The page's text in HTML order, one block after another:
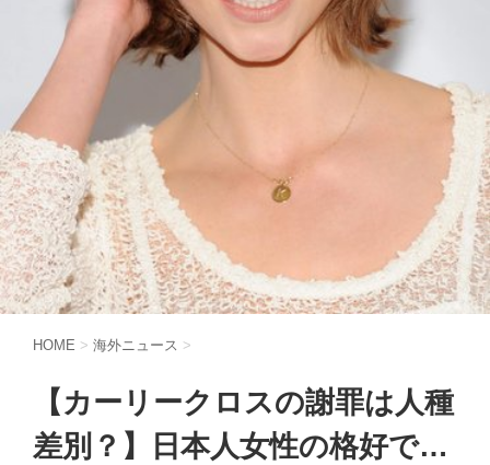
HOME > 海外ニュース >
【カーリークロスの謝罪は人種
差別？】日本人女性の格好で…